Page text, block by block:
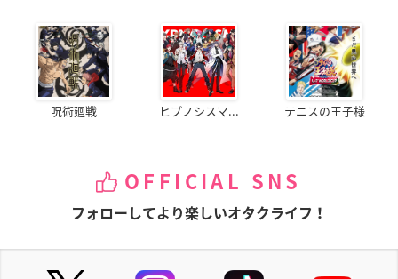
呪術廻戦 ヒプノシスマ... テニスの王子様
OFFICIAL SNS
フォローしてより楽しいオタクライフ！